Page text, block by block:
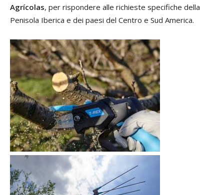
Agrícolas, per rispondere alle richieste specifiche della
Penisola Iberica e dei paesi del Centro e Sud America.